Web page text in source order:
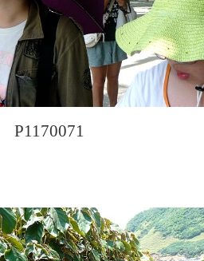
P1170071